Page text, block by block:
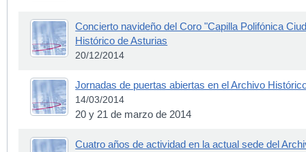
Concierto navideño del Coro "Capilla Polifónica
Histórico de Asturias
20/12/2014
Jornadas de puertas abiertas en el Archivo
14/03/2014
20 y 21 de marzo de 2014
Cuatro años de actividad en la actual sede del